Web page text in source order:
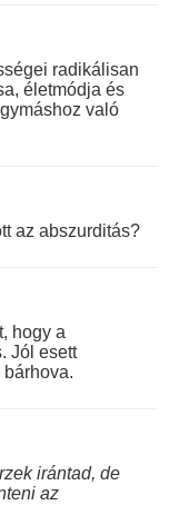
radikálisan
életmódja és
való
az abszurditás?
hogy a
Jól esett
irántad, de
az